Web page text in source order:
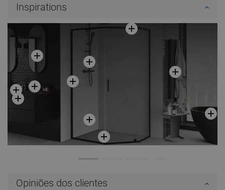
Inspirations
Opiniões dos clientes